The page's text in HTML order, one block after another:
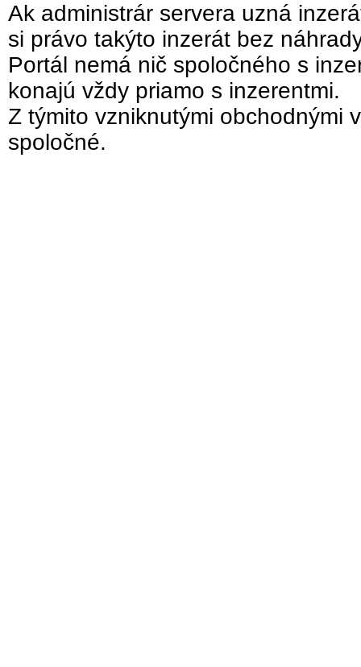
Ak administrár servera uzná
si právo takýto inzerát bez
Portál nemá nič spoločného s
konajú vždy priamo s inzerentmi.
Z týmito vzniknutými obchodnými
spoločné.